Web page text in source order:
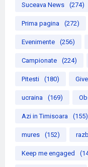
Suceava News (274)
Prima pagina (272)
Evenimente (256)
Campionate (224)
Pitesti (180)
ucraina (169)
Azi in Timisoara (155)
mures (152)
Keep me engaged